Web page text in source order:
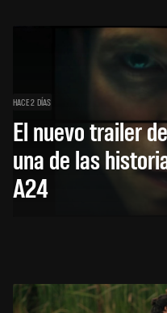
HACE 2 DÍAS
El nuevo trailer
una de las
A24